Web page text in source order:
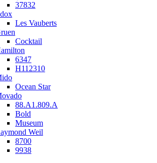
37832
Les Vauberts
Cocktail
6347
H112310
Ocean Star
88.A1.809.A
Bold
Museum
Weil
8700
9938